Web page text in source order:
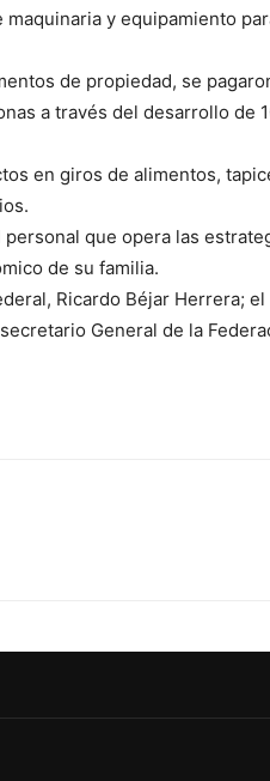
y equipamiento
de propiedad, se
a través del desarrollo de
en giros de alimentos,
que opera las
de su familia.
Ricardo Béjar Herrera;
General de la